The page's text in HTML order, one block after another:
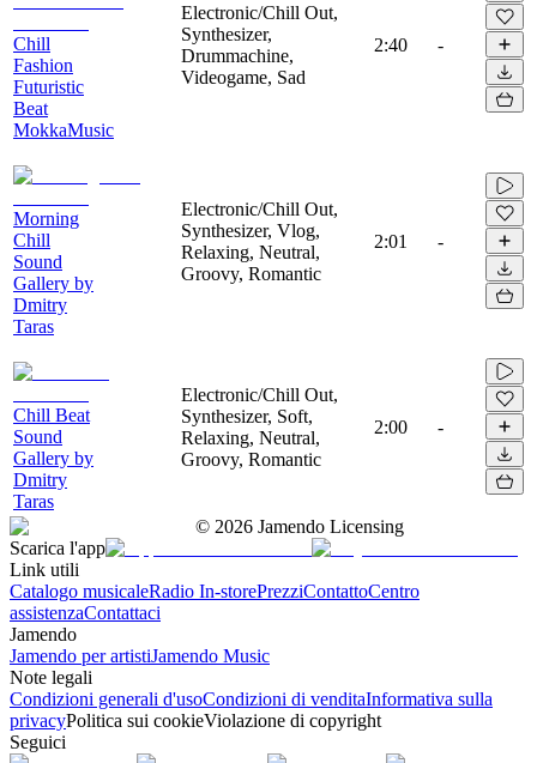
Chill
Fashion
Futuristic
Beat
MokkaMusic
Electronic/Chill Out,
Synthesizer,
Drummachine,
Videogame, Sad
2:40 -
Morning
Chill
Sound
Gallery by
Dmitry
Taras
Electronic/Chill Out,
Synthesizer, Vlog,
Relaxing, Neutral,
Groovy, Romantic
2:01 -
Chill Beat
Sound
Gallery by
Dmitry
Taras
Electronic/Chill Out,
Synthesizer, Soft,
Relaxing, Neutral,
Groovy, Romantic
2:00 -
© 2026 Jamendo Licensing
Scarica l'app
Link utili
Catalogo musicaleRadio In-storePrezziContattoCentro
assistenzaContattaci
Jamendo
Jamendo per artistiJamendo Music
Note legali
Condizioni generali d'usoCondizioni di venditaInformativa sulla
privacyPolitica sui cookieViolazione di copyright
Seguici